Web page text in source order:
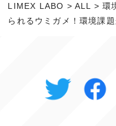
LIMEX LABO > ALL >環
られるウミガメ！環境課